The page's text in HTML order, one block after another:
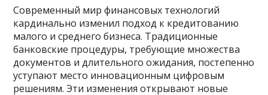
Современный мир финансовых технологий
кардинально изменил подход к кредитованию
малого и среднего бизнеса. Традиционные
банковские процедуры, требующие множества
документов и длительного ожидания, постепенно
уступают место инновационным цифровым
решениям. Эти изменения открывают новые